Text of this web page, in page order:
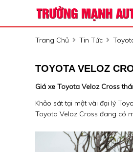
Trang Chủ Tin Tức
TOYOTA VELOZ
Giá xe Toyota Veloz Cross
Khảo sát tại một vài đại lý
Toyota Veloz Cross đang có